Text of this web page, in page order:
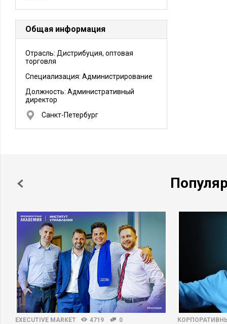
Общая информация
Отрасль: Дистрибуция, оптовая
торговля
Специализация: Администрирование
Должность: Административный
директор
Санкт-Петербург
EXECUTIVE MARKET 4719 0